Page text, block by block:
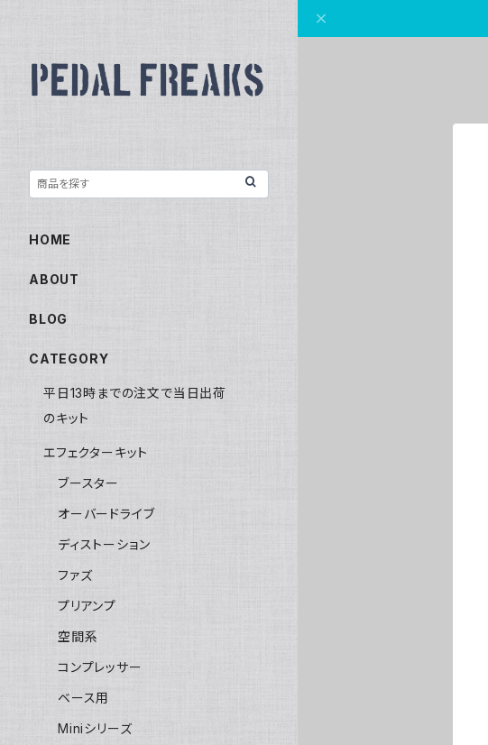
HOME
ABOUT
BLOG
CATEGORY
平日13時までの注文で当日出荷
のキット
エフェクターキット
ブースター
オーバードライブ
ディストーション
ファズ
プリアンプ
空間系
コンプレッサー
ベース用
Miniシリーズ